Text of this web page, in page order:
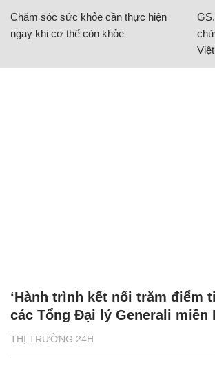
Chăm sóc sức khỏe cần thực hiện
ngay khi cơ thể còn khỏe
THỊ TRƯỜNG 24H
‘Hành trình kết nối trăm điểm
các Tổng Đại lý Generali miền